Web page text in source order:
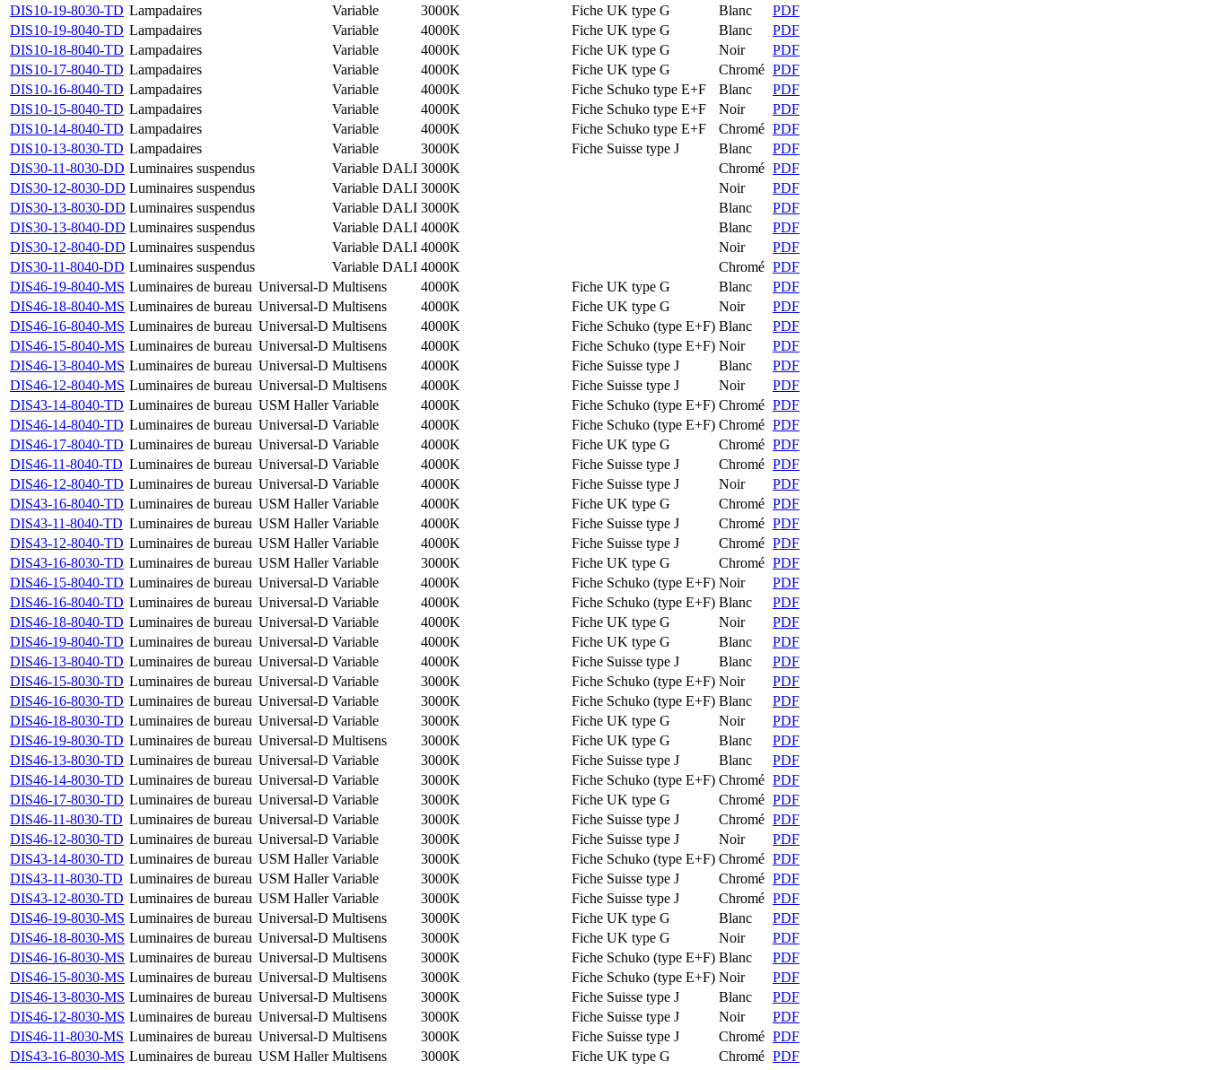
DIS10-19-8030-TD Lampadaires Variable 3000K Fiche UK type G Blanc
PDF
DIS10-19-8040-TD Lampadaires Variable 4000K Fiche UK type G Blanc
PDF
DIS10-18-8040-TD Lampadaires Variable 4000K Fiche UK type G Noir
PDF
DIS10-17-8040-TD Lampadaires Variable 4000K Fiche UK type G Chromé PDF
DIS10-16-8040-TD Lampadaires Variable 4000K Fiche Schuko type E+F Blanc
PDF
DIS10-15-8040-TD Lampadaires Variable 4000K Fiche Schuko type E+F Noir
PDF
DIS10-14-8040-TD Lampadaires Variable 4000K Fiche Schuko type E+F Chromé PDF
DIS10-13-8030-TD Lampadaires Variable 3000K Fiche Suisse type J Blanc
PDF
DIS30-11-8030-DD Luminaires suspendus Variable DALI 3000K Chromé PDF
DIS30-12-8030-DD Luminaires suspendus Variable DALI 3000K Noir
PDF
DIS30-13-8030-DD Luminaires suspendus Variable DALI 3000K Blanc
PDF
DIS30-13-8040-DD Luminaires suspendus Variable DALI 4000K Blanc
PDF
DIS30-12-8040-DD Luminaires suspendus Variable DALI 4000K Noir
PDF
DIS30-11-8040-DD Luminaires suspendus Variable DALI 4000K Chromé PDF
DIS46-19-8040-MS Luminaires de bureau Universal-D Multisens 4000K Fiche UK type G Blanc
PDF
DIS46-18-8040-MS Luminaires de bureau Universal-D Multisens 4000K Fiche UK type G Noir
PDF
DIS46-16-8040-MS Luminaires de bureau Universal-D Multisens 4000K Fiche Schuko (type E+F) Blanc
PDF
DIS46-15-8040-MS Luminaires de bureau Universal-D Multisens 4000K Fiche Schuko (type E+F) Noir
PDF
DIS46-13-8040-MS Luminaires de bureau Universal-D Multisens 4000K Fiche Suisse type J Blanc
PDF
DIS46-12-8040-MS Luminaires de bureau Universal-D Multisens 4000K Fiche Suisse type J Noir
PDF
DIS43-14-8040-TD Luminaires de bureau USM Haller Variable 4000K Fiche Schuko (type E+F) Chromé PDF
DIS46-14-8040-TD Luminaires de bureau Universal-D Variable 4000K Fiche Schuko (type E+F) Chromé PDF
DIS46-17-8040-TD Luminaires de bureau Universal-D Variable 4000K Fiche UK type G Chromé PDF
DIS46-11-8040-TD Luminaires de bureau Universal-D Variable 4000K Fiche Suisse type J Chromé PDF
DIS46-12-8040-TD Luminaires de bureau Universal-D Variable 4000K Fiche Suisse type J Noir
PDF
DIS43-16-8040-TD Luminaires de bureau USM Haller Variable 4000K Fiche UK type G Chromé PDF
DIS43-11-8040-TD Luminaires de bureau USM Haller Variable 4000K Fiche Suisse type J Chromé PDF
DIS43-12-8040-TD Luminaires de bureau USM Haller Variable 4000K Fiche Suisse type J Chromé PDF
DIS43-16-8030-TD Luminaires de bureau USM Haller Variable 3000K Fiche UK type G Chromé PDF
DIS46-15-8040-TD Luminaires de bureau Universal-D Variable 4000K Fiche Schuko (type E+F) Noir
PDF
DIS46-16-8040-TD Luminaires de bureau Universal-D Variable 4000K Fiche Schuko (type E+F) Blanc
PDF
DIS46-18-8040-TD Luminaires de bureau Universal-D Variable 4000K Fiche UK type G Noir
PDF
DIS46-19-8040-TD Luminaires de bureau Universal-D Variable 4000K Fiche UK type G Blanc
PDF
DIS46-13-8040-TD Luminaires de bureau Universal-D Variable 4000K Fiche Suisse type J Blanc
PDF
DIS46-15-8030-TD Luminaires de bureau Universal-D Variable 3000K Fiche Schuko (type E+F) Noir
PDF
DIS46-16-8030-TD Luminaires de bureau Universal-D Variable 3000K Fiche Schuko (type E+F) Blanc
PDF
DIS46-18-8030-TD Luminaires de bureau Universal-D Variable 3000K Fiche UK type G Noir
PDF
DIS46-19-8030-TD Luminaires de bureau Universal-D Multisens 3000K Fiche UK type G Blanc
PDF
DIS46-13-8030-TD Luminaires de bureau Universal-D Variable 3000K Fiche Suisse type J Blanc
PDF
DIS46-14-8030-TD Luminaires de bureau Universal-D Variable 3000K Fiche Schuko (type E+F) Chromé PDF
DIS46-17-8030-TD Luminaires de bureau Universal-D Variable 3000K Fiche UK type G Chromé PDF
DIS46-11-8030-TD Luminaires de bureau Universal-D Variable 3000K Fiche Suisse type J Chromé PDF
DIS46-12-8030-TD Luminaires de bureau Universal-D Variable 3000K Fiche Suisse type J Noir
PDF
DIS43-14-8030-TD Luminaires de bureau USM Haller Variable 3000K Fiche Schuko (type E+F) Chromé PDF
DIS43-11-8030-TD Luminaires de bureau USM Haller Variable 3000K Fiche Suisse type J Chromé PDF
DIS43-12-8030-TD Luminaires de bureau USM Haller Variable 3000K Fiche Suisse type J Chromé PDF
DIS46-19-8030-MS Luminaires de bureau Universal-D Multisens 3000K Fiche UK type G Blanc
PDF
DIS46-18-8030-MS Luminaires de bureau Universal-D Multisens 3000K Fiche UK type G Noir
PDF
DIS46-16-8030-MS Luminaires de bureau Universal-D Multisens 3000K Fiche Schuko (type E+F) Blanc
PDF
DIS46-15-8030-MS Luminaires de bureau Universal-D Multisens 3000K Fiche Schuko (type E+F) Noir
PDF
DIS46-13-8030-MS Luminaires de bureau Universal-D Multisens 3000K Fiche Suisse type J Blanc
PDF
DIS46-12-8030-MS Luminaires de bureau Universal-D Multisens 3000K Fiche Suisse type J Noir
PDF
DIS46-11-8030-MS Luminaires de bureau Universal-D Multisens 3000K Fiche Suisse type J Chromé PDF
DIS43-16-8030-MS Luminaires de bureau USM Haller Multisens 3000K Fiche UK type G Chromé PDF